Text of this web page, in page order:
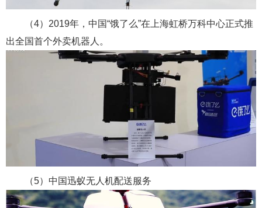
（4）2019年，中国“饿了么”在上海虹桥万科中心正式推
出全国首个外卖机器人。
（5）中国迅蚁无人机配送服务